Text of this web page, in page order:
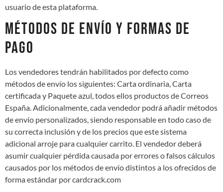
usuario de esta plataforma.
MÉTODOS DE ENVÍO Y FORMAS DE
PAGO
Los vendedores tendrán habilitados por defecto como
métodos de envío los siguientes: Carta ordinaria, Carta
certificada y Paquete azul, todos ellos productos de Correos
España. Adicionalmente, cada vendedor podrá añadir métodos
de envío personalizados, siendo responsable en todo caso de
su correcta inclusión y de los precios que este sistema
adicional arroje para cualquier carrito. El vendedor deberá
asumir cualquier pérdida causada por errores o falsos cálculos
causados por los métodos de envío distintos a los ofrecidos de
forma estándar por cardcrack.com